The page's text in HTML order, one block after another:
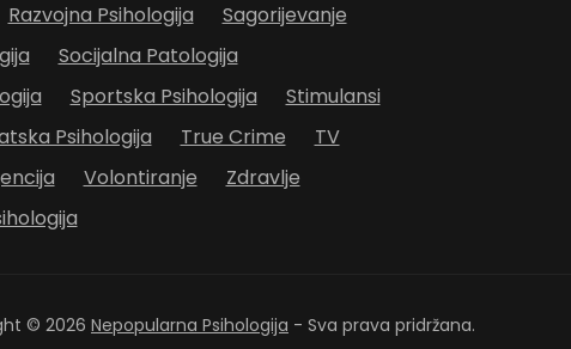
Razvojna Psihologija
Sagorijevanje
Socijalna Patologija
Sportska Psihologija
Stimulansi
Psihologija True Crime
TV
Volontiranje
Zdravlje
© 2026 Nepopularna Psihologija - Sva prava pridržana.